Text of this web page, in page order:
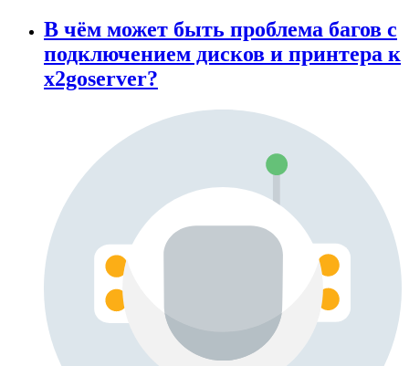
В чём может быть проблема багов с
подключением дисков и принтера к
x2goserver?